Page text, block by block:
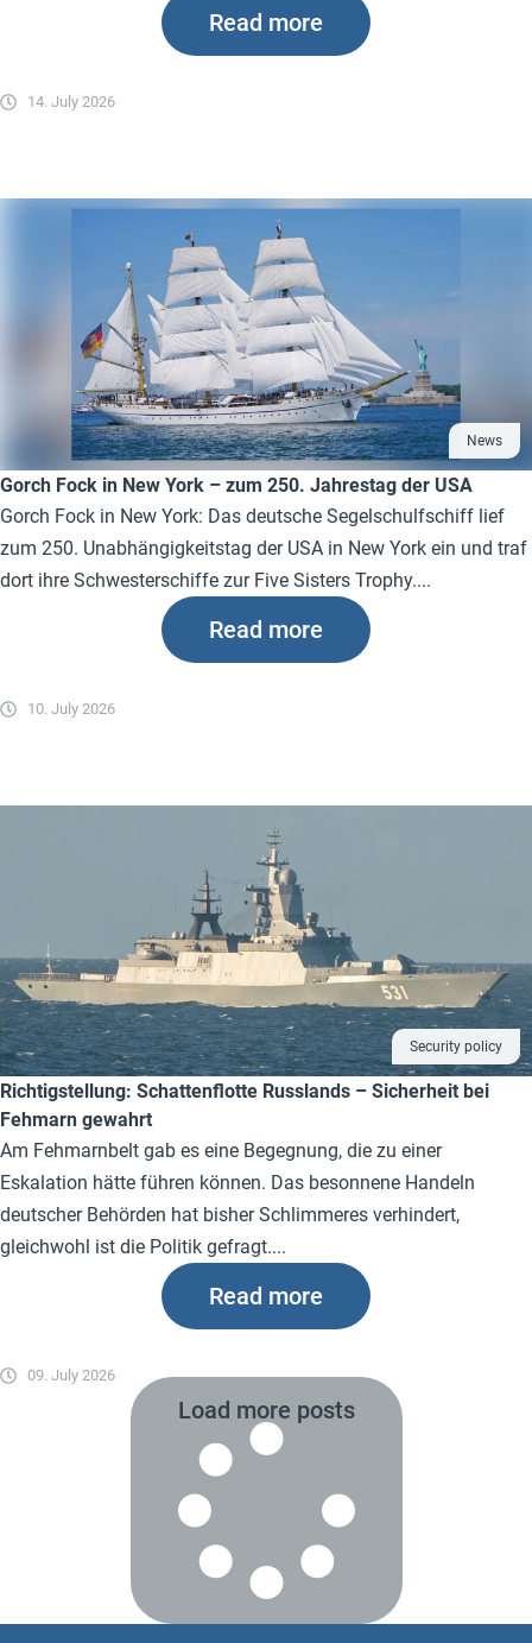
14. July 2026
Read more
News
Gorch Fock in New York – zum 250. Jahrestag der USA
Gorch Fock in New York: Das deutsche Segelschulfschiff lief
zum 250. Unabhängigkeitstag der USA in New York ein und traf
dort ihre Schwesterschiffe zur Five Sisters Trophy....
10. July 2026
Read more
Security policy
Richtigstellung: Schattenflotte Russlands – Sicherheit bei
Fehmarn gewahrt
Am Fehmarnbelt gab es eine Begegnung, die zu einer
Eskalation hätte führen können. Das besonnene Handeln
deutscher Behörden hat bisher Schlimmeres verhindert,
gleichwohl ist die Politik gefragt....
09. July 2026
Read more
Load more posts